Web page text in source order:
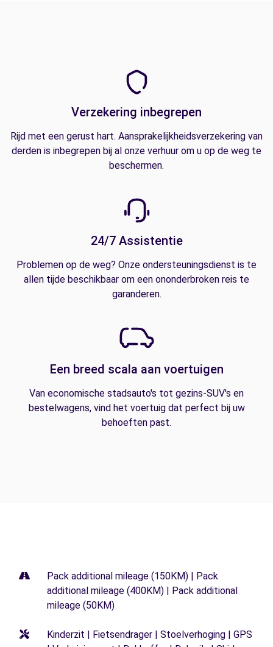
Verzekering inbegrepen
Rijd met een gerust hart. Aansprakelijkheidsverzekering van
derden is inbegrepen bij al onze verhuur om u op de weg te
beschermen.
24/7 Assistentie
Problemen op de weg? Onze ondersteuningsdienst is te
allen tijde beschikbaar om een ononderbroken reis te
garanderen.
Een breed scala aan voertuigen
Van economische stadsauto's tot gezins-SUV's en
bestelwagens, vind het voertuig dat perfect bij uw
behoeften past.
Pack additional mileage (150KM) | Pack
additional mileage (400KM) | Pack additional
mileage (50KM)
Kinderzit | Fietsendrager | Stoelverhoging | GPS